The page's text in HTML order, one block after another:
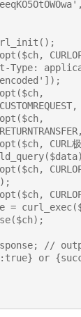
Type:
CURL极
=
//
or